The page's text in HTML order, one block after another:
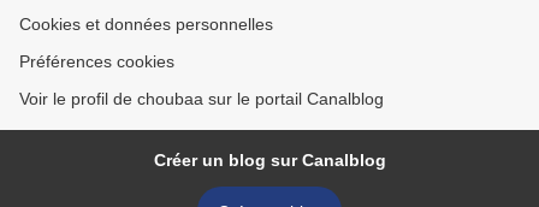
Cookies et données personnelles
Préférences cookies
Voir le profil de choubaa sur le portail Canalblog
Créer un blog sur Canalblog